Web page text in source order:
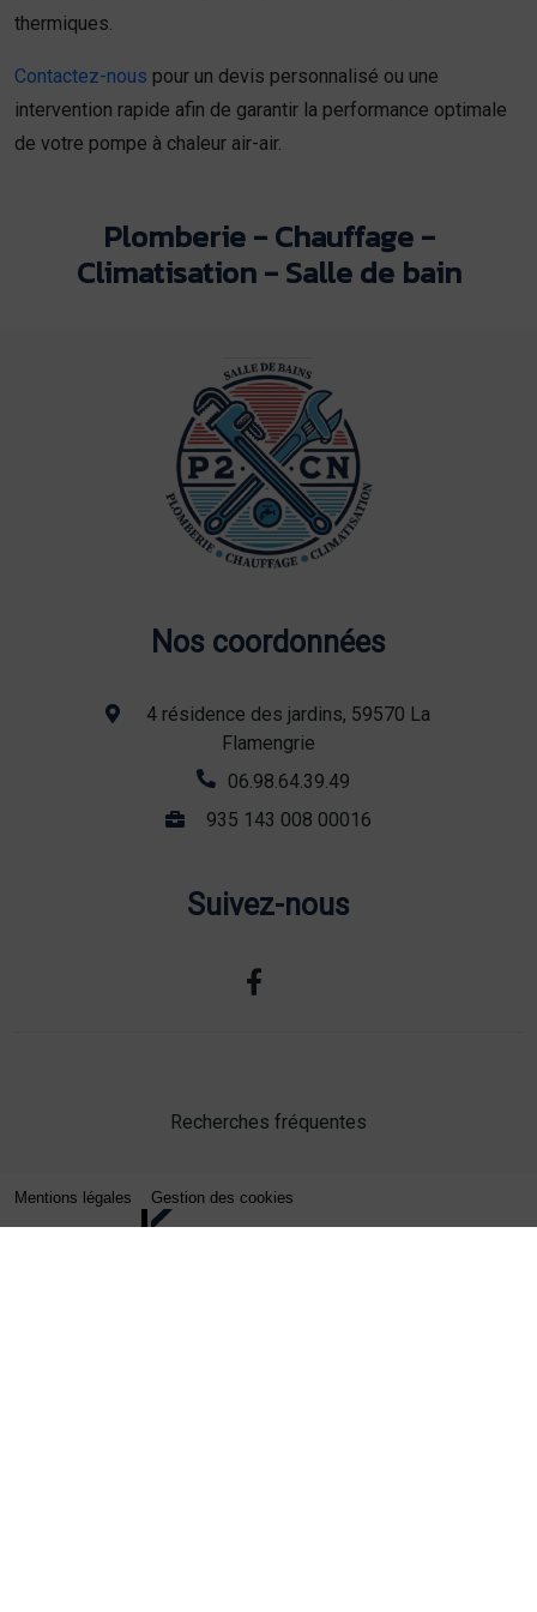
thermiques.
Contactez-nous pour un devis personnalisé ou une
intervention rapide afin de garantir la performance optimale
de votre pompe à chaleur air-air.
Plomberie - Chauffage -
Climatisation - Salle de bain
Nos coordonnées
4 résidence des jardins, 59570 La
Flamengrie
06.98.64.39.49
935 143 008 00016
Suivez-nous
Recherches fréquentes
Mentions légales Gestion des cookies